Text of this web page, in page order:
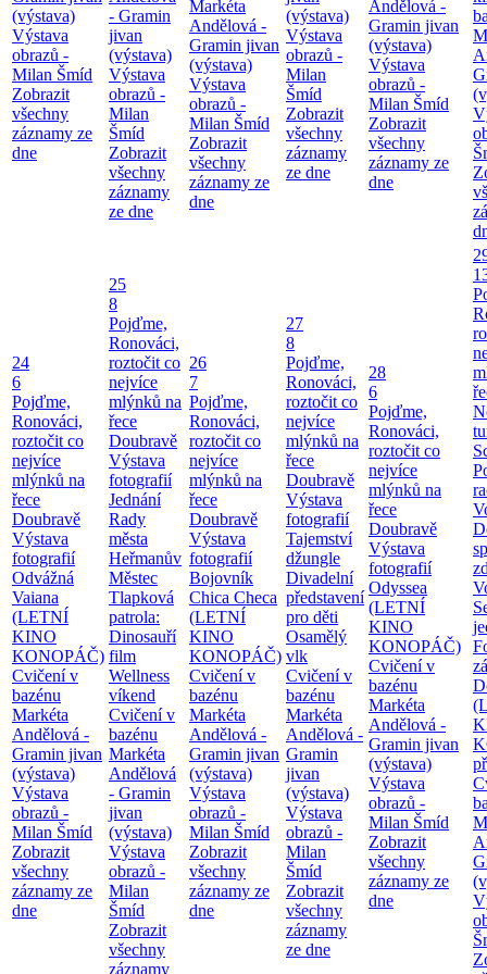
(výstava)
Výstava
obrazů -
Milan Šmíd
Zobrazit
všechny
záznamy ze
dne
- Gramin
jivan
(výstava)
Výstava
obrazů -
Milan
Šmíd
Zobrazit
všechny
záznamy
ze dne
Markéta
Andělová -
Gramin jivan
(výstava)
Výstava
obrazů -
Milan Šmíd
Zobrazit
všechny
záznamy ze
dne
(výstava)
Výstava
obrazů -
Milan
Šmíd
Zobrazit
všechny
záznamy
ze dne
Andělová -
Gramin jivan
(výstava)
Výstava
obrazů -
Milan Šmíd
Zobrazit
všechny
záznamy ze
dne
24
6
Pojďme,
Ronováci,
roztočit co
nejvíce
mlýnků na
řece
Doubravě
Výstava
fotografií
Odvážná
Vaiana
(LETNÍ
KINO
KONOPÁČ)
Cvičení v
bazénu
Markéta
Andělová -
Gramin jivan
(výstava)
Výstava
obrazů -
Milan Šmíd
Zobrazit
všechny
záznamy ze
dne
25
8
Pojďme,
Ronováci,
roztočit co
nejvíce
mlýnků na
řece
Doubravě
Výstava
fotografií
Jednání
Rady
města
Heřmanův
Městec
Tlapková
patrola:
Dinosauří
film
Wellness
víkend
Cvičení v
bazénu
Markéta
Andělová
- Gramin
jivan
(výstava)
Výstava
obrazů -
Milan
Šmíd
Zobrazit
všechny
záznamy
26
7
Pojďme,
Ronováci,
roztočit co
nejvíce
mlýnků na
řece
Doubravě
Výstava
fotografií
Bojovník
Chica Checa
(LETNÍ
KINO
KONOPÁČ)
Cvičení v
bazénu
Markéta
Andělová -
Gramin jivan
(výstava)
Výstava
obrazů -
Milan Šmíd
Zobrazit
všechny
záznamy ze
dne
27
8
Pojďme,
Ronováci,
roztočit co
nejvíce
mlýnků na
řece
Doubravě
Výstava
fotografií
Tajemství
džungle
Divadelní
představení
pro děti
Osamělý
vlk
Cvičení v
bazénu
Markéta
Andělová -
Gramin
jivan
(výstava)
Výstava
obrazů -
Milan
Šmíd
Zobrazit
všechny
záznamy
ze dne
28
6
Pojďme,
Ronováci,
roztočit co
nejvíce
mlýnků na
řece
Doubravě
Výstava
fotografií
Odyssea
(LETNÍ
KINO
KONOPÁČ)
Cvičení v
bazénu
Markéta
Andělová -
Gramin jivan
(výstava)
Výstava
obrazů -
Milan Šmíd
Zobrazit
všechny
záznamy ze
dne